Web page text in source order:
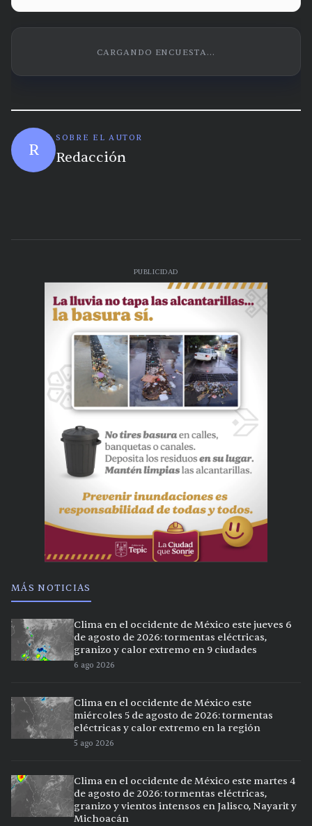
CARGANDO ENCUESTA...
R
SOBRE EL AUTOR
Redacción
PUBLICIDAD
MÁS NOTICIAS
Clima en el occidente de México este jueves 6
de agosto de 2026: tormentas eléctricas,
granizo y calor extremo en 9 ciudades
6 ago 2026
Clima en el occidente de México este
miércoles 5 de agosto de 2026: tormentas
eléctricas y calor extremo en la región
5 ago 2026
Clima en el occidente de México este martes 4
de agosto de 2026: tormentas eléctricas,
granizo y vientos intensos en Jalisco, Nayarit y
Michoacán